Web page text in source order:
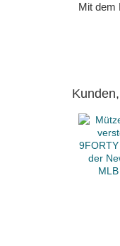
Mit dem